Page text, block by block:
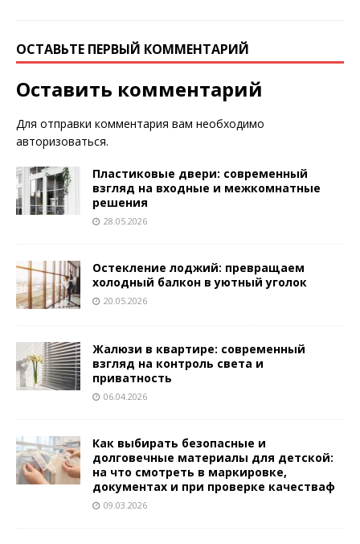
ОСТАВЬТЕ ПЕРВЫЙ КОММЕНТАРИЙ
Оставить комментарий
Для отправки комментария вам необходимо
авторизоваться.
Пластиковые двери: современный
взгляд на входные и межкомнатные
решения
28.05.2026
Остекление лоджий: превращаем
холодный балкон в уютный уголок
20.05.2026
Жалюзи в квартире: современный
взгляд на контроль света и
приватность
06.04.2026
Как выбирать безопасные и
долговечные материалы для детской:
на что смотреть в маркировке,
документах и при проверке качестваф
09.03.2026